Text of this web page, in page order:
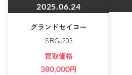
2025.06.24
グランドセイコー
SBGJ203
買取価格
380,000円